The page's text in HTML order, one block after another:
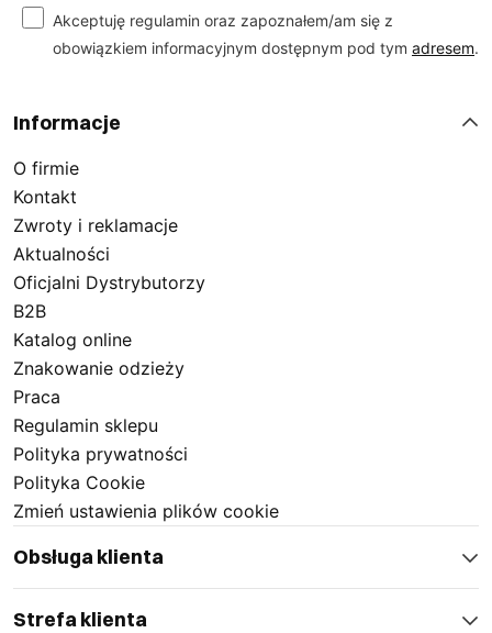
Akceptuję regulamin oraz zapoznałem/am się z
obowiązkiem informacyjnym dostępnym pod tym adresem.
Informacje
O firmie
Kontakt
Zwroty i reklamacje
Aktualności
Oficjalni Dystrybutorzy
B2B
Katalog online
Znakowanie odzieży
Praca
Regulamin sklepu
Polityka prywatności
Polityka Cookie
Zmień ustawienia plików cookie
Obsługa klienta
Strefa klienta